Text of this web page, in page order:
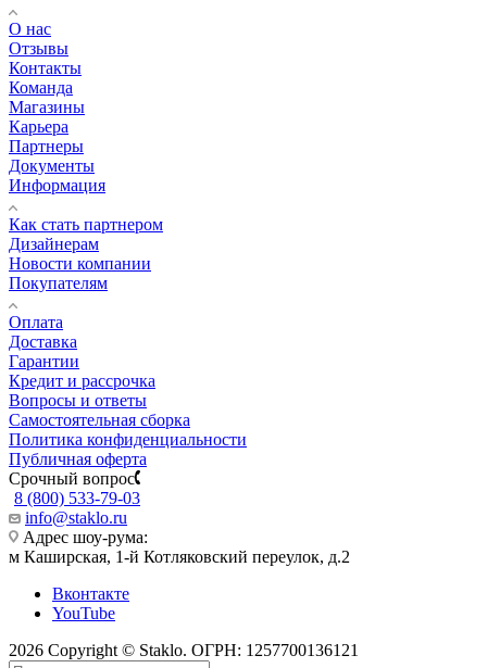
О нас
Отзывы
Контакты
Команда
Магазины
Карьера
Партнеры
Документы
Информация
Как стать партнером
Дизайнерам
Новости компании
Покупателям
Оплата
Доставка
Гарантии
Кредит и рассрочка
Вопросы и ответы
Самостоятельная сборка
Политика конфиденциальности
Публичная оферта
Срочный вопрос
8 (800) 533-79-03
info@staklo.ru
Адрес шоу-рума:
м Каширская, 1-й Котляковский переулок, д.2
Вконтакте
YouTube
2026 Copyright © Staklo. ОГРН: 1257700136121